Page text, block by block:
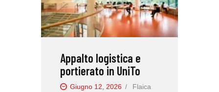
Appalto logistica e
portierato in UniTo
Giugno 12, 2026
Flaica